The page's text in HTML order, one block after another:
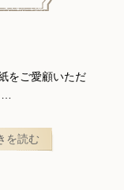
をご愛顧いただ
を読む